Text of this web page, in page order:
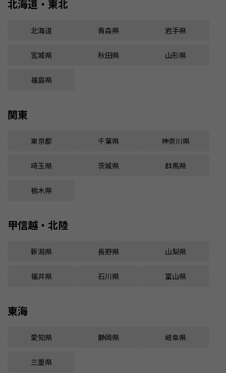
北海道・東北
北海道 青森県 岩手県
宮城県 秋田県 山形県
福島県
関東
東京都 千葉県 神奈川県
埼玉県 茨城県 群馬県
栃木県
甲信越・北陸
新潟県 長野県 山梨県
福井県 石川県 富山県
東海
愛知県 静岡県 岐阜県
三重県